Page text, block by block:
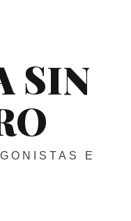
SIN
E